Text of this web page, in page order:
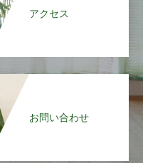
アクセス
お問い合わせ